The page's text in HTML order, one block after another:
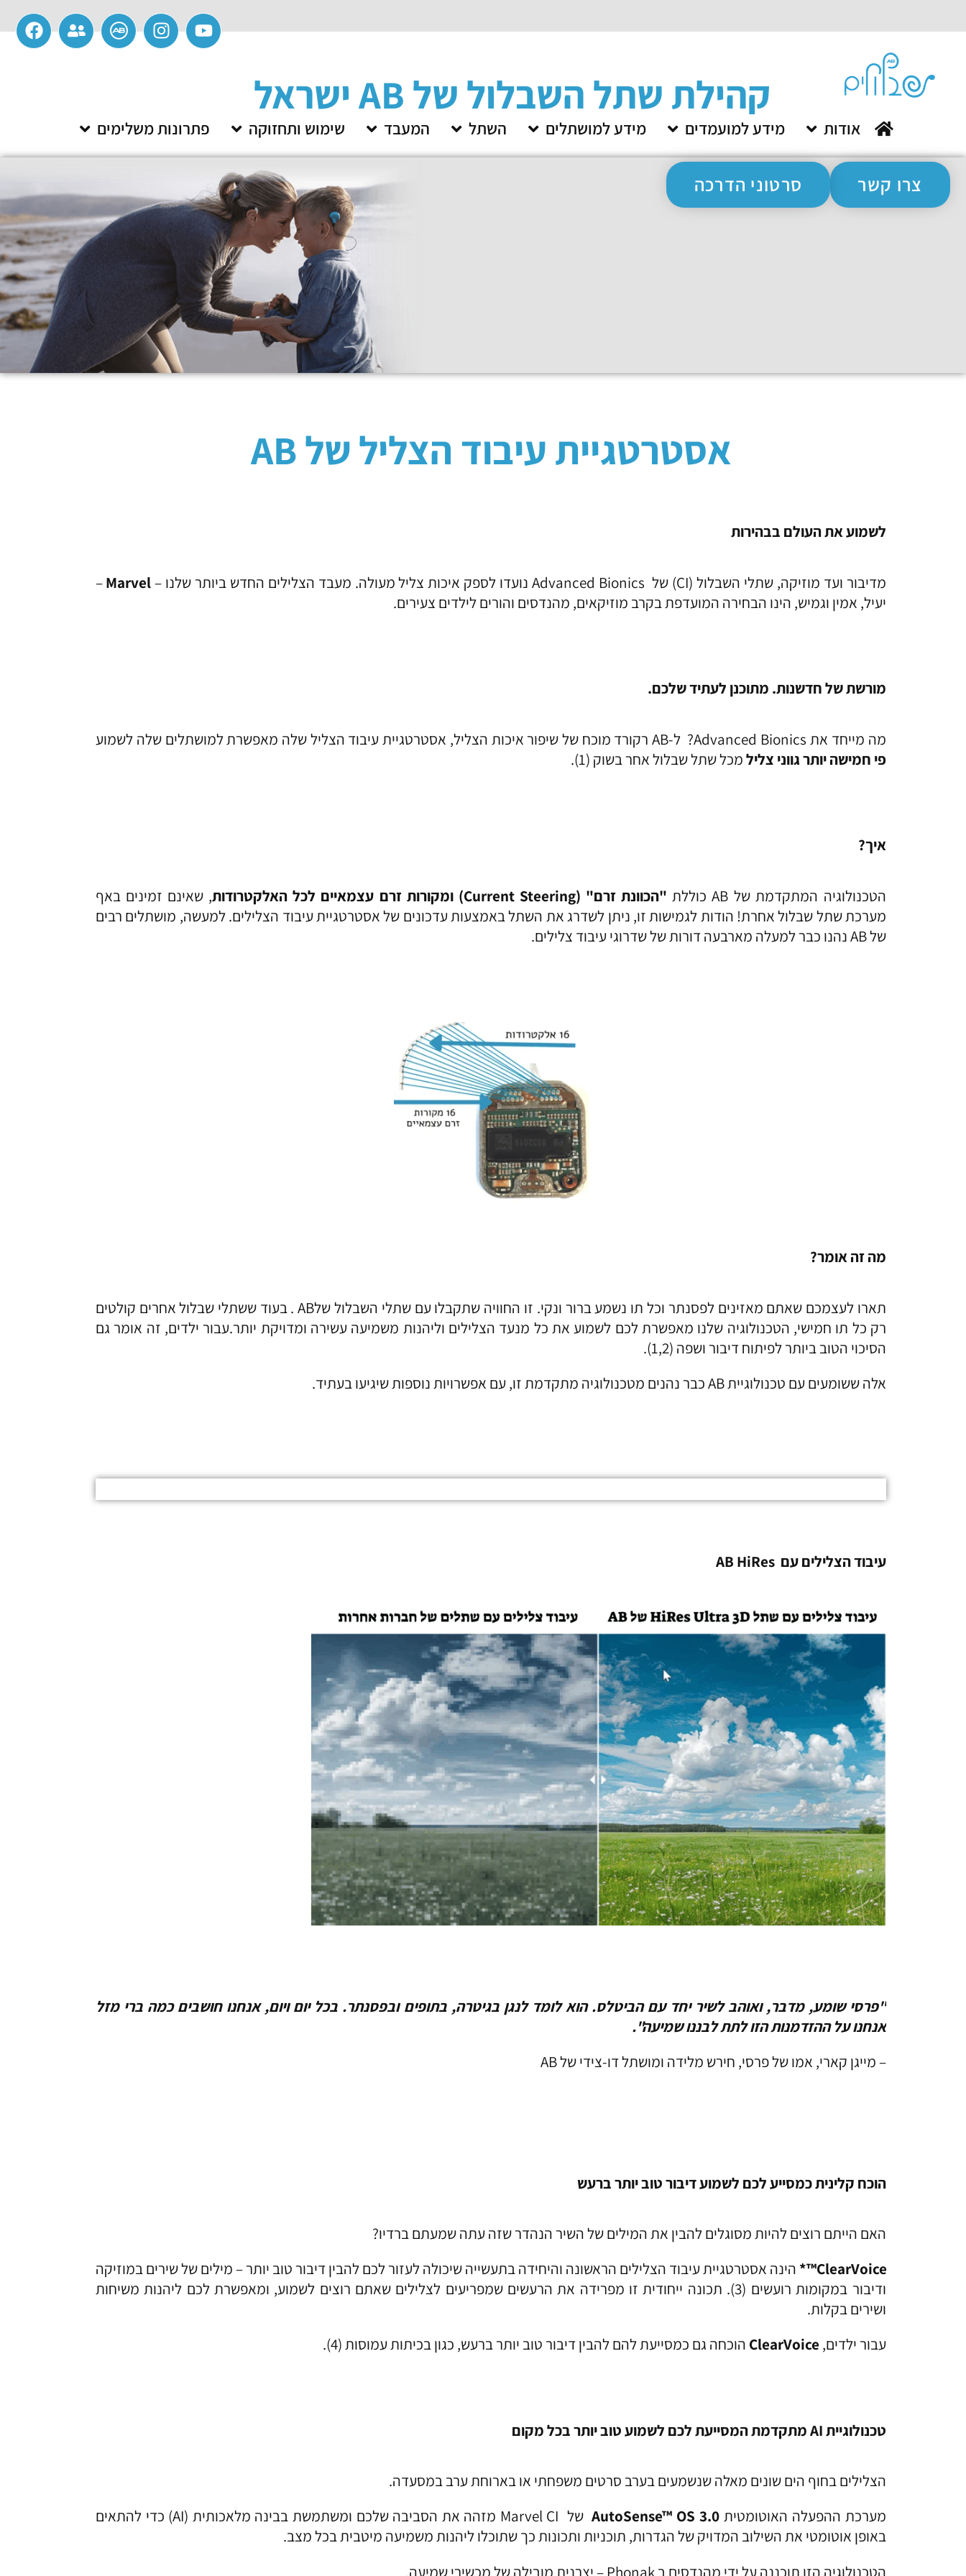
קהילת שתל השבלול של AB ישראל
אודות מידע למועמדים מידע למושתלים השתל המעבד שימוש ותחזוקה פתרונות משלימים
צרו קשר סרטוני הדרכה
אסטרטגיית עיבוד הצליל של AB
לשמוע את העולם בבהירות
מדיבור ועד מוזיקה, שתלי השבלול (CI) של Advanced Bionics נועדו לספק איכות צליל מעולה. מעבד הצלילים החדש ביותר שלנו – Marvel
–
יעיל, אמין וגמיש, הינו הבחירה המועדפת בקרב מוזיקאים, מהנדסים והורים לילדים צעירים.
מורשת של חדשנות. מתוכנן לעתיד שלכם.
מה מייחד את Advanced Bionics? ל-AB רקורד מוכח של שיפור איכות הצליל, אסטרטגיית עיבוד הצליל שלה מאפשרת למושתלים שלה לשמוע
פי חמישה יותר גווני צלילמכל שתל שבלול אחר בשוק (1).
איך?
הטכנולוגיה המתקדמת של AB כוללת "הכוונת זרם" (Current Steering) ומקורות זרם עצמאיים לכל האלקטרודות
, שאינם זמינים באף
מערכת שתל שבלול אחרת! הודות לגמישות זו, ניתן לשדרג את השתל באמצעות עדכונים של אסטרטגיית עיבוד הצלילים. למעשה, מושתלים רבים
של AB נהנו כבר למעלה מארבעה דורות של שדרוגי עיבוד צלילים.
מה זה אומר?
תארו לעצמכם שאתם מאזינים לפסנתר וכל תו נשמע ברור ונקי. זו החוויה שתקבלו עם שתלי השבלול שלAB . בעוד ששתלי שבלול אחרים קולטים
רק כל תו חמישי, הטכנולוגיה שלנו מאפשרת לכם לשמוע את כל מנעד הצלילים וליהנות משמיעה עשירה ומדויקת יותר.עבור ילדים, זה אומר גם
הסיכוי הטוב ביותר לפיתוח דיבור ושפה (1,2).
אלה ששומעים עם טכנולוגיית AB כבר נהנים מטכנולוגיה מתקדמת זו, עם אפשרויות נוספות שיגיעו בעתיד.
עיבוד הצלילים עם
"פרסי שומע, מדבר, ואוהב לשיר יחד עם הביטלס. הוא לומד לנגן בגיטרה, בתופים ובפסנתר. בכל יום ויום, אנחנו חושבים כמה ברי מזל
אנחנו על ההזדמנות הזו לתת לבננו שמיעה".
– מייגן קארי, אמו של פרסי, חירש מלידה ומושתל דו-צידי של AB
הוכח קלינית כמסייע לכם לשמוע דיבור טוב יותר ברעש
האם הייתם רוצים להיות מסוגלים להבין את המילים של השיר הנהדר שזה עתה שמעתם ברדיו?
ClearVoice™*
הינה אסטרטגיית עיבוד הצלילים הראשונה והיחידה בתעשייה שיכולה לעזור לכם להבין דיבור טוב יותר – מילים של שירים במוזיקה
ודיבור במקומות רועשים (3). תכונה ייחודית זו מפרידה את הרעשים שמפריעים לצלילים שאתם רוצים לשמוע, ומאפשרת לכם ליהנות משיחות
ושירים בקלות.
עבור ילדים, ClearVoice הוכחה גם כמסייעת להם להבין דיבור טוב יותר ברעש, כגון בכיתות עמוסות (4).
טכנולוגייתAI מתקדמת המסייעת לכם לשמוע טוב יותר בכל מקום
הצלילים בחוף הים שונים מאלה שנשמעים בערב סרטים משפחתי או בארוחת ערב במסעדה.
מערכת ההפעלה האוטומטית AutoSense™ OS 3.0
של Marvel CI מזהה את הסביבה שלכם ומשתמשת בבינה מלאכותית (AI) כדי להתאים
באופן אוטומטי את השילוב המדויק של הגדרות, תוכניות ותכונות כך שתוכלו ליהנות משמיעה מיטבית בכל מצב.
הטכנולוגיה הזו תוכננה על ידי מהנדסים ב Phonak – יצרנית מובילה של מכשירי שמיעה.